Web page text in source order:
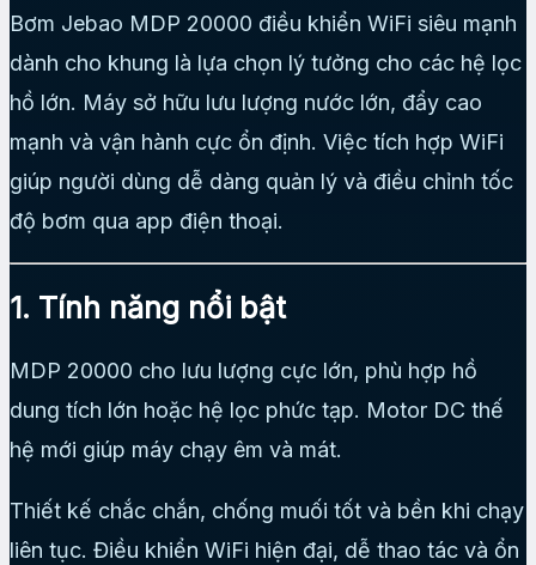
Bơm Jebao MDP 20000 điều khiển WiFi siêu mạnh
dành cho khung là lựa chọn lý tưởng cho các hệ lọc
hồ lớn. Máy sở hữu lưu lượng nước lớn, đẩy cao
mạnh và vận hành cực ổn định. Việc tích hợp WiFi
giúp người dùng dễ dàng quản lý và điều chỉnh tốc
độ bơm qua app điện thoại.
1. Tính năng nổi bật
MDP 20000 cho lưu lượng cực lớn, phù hợp hồ
dung tích lớn hoặc hệ lọc phức tạp. Motor DC thế
hệ mới giúp máy chạy êm và mát.
Thiết kế chắc chắn, chống muối tốt và bền khi chạy
liên tục. Điều khiển WiFi hiện đại, dễ thao tác và ổn